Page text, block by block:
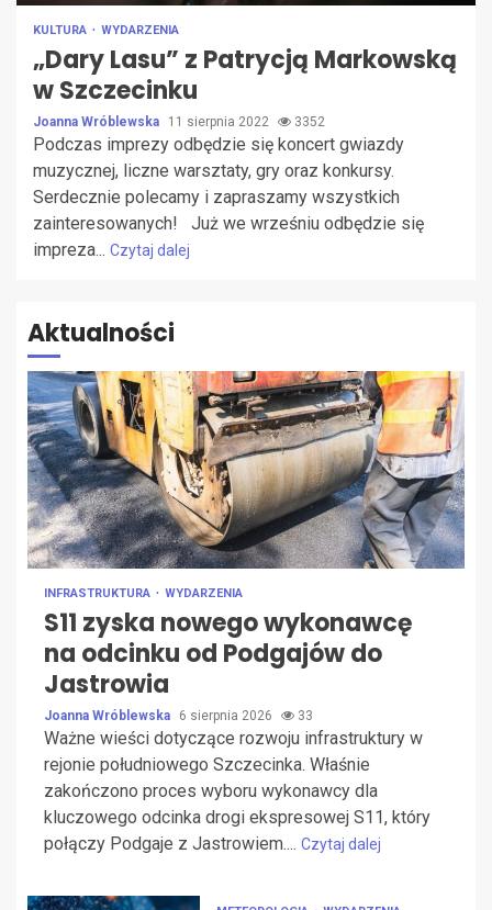
KULTURA WYDARZENIA
„Dary Lasu” z Patrycją Markowską
w Szczecinku
Joanna Wróblewska 11 sierpnia 2022 3352
Podczas imprezy odbędzie się koncert gwiazdy
muzycznej, liczne warsztaty, gry oraz konkursy.
Serdecznie polecamy i zapraszamy wszystkich
zainteresowanych! Już we wrześniu odbędzie się
impreza... Czytaj dalej
Aktualności
INFRASTRUKTURA WYDARZENIA
S11 zyska nowego wykonawcę
na odcinku od Podgajów do
Jastrowia
Joanna Wróblewska 6 sierpnia 2026 33
Ważne wieści dotyczące rozwoju infrastruktury w
rejonie południowego Szczecinka. Właśnie
zakończono proces wyboru wykonawcy dla
kluczowego odcinka drogi ekspresowej S11, który
połączy Podgaje z Jastrowiem.... Czytaj dalej